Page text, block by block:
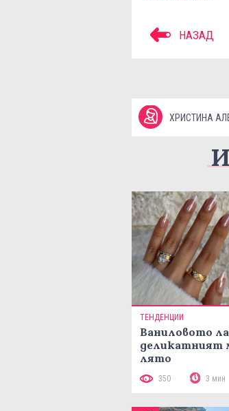
НАЗАД
ХРИСТИНА
ТЕНДЕНЦИИ
Ваниловото
деликатният
лято
350 3 мин